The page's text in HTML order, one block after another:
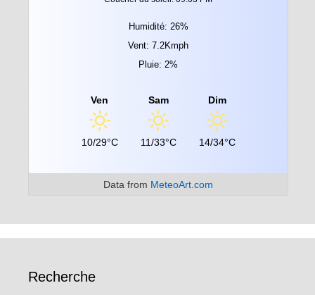
Humidité: 26%
Vent: 7.2Kmph
Pluie: 2%
Ven
10/29°C
Sam
11/33°C
Dim
14/34°C
Data from MeteoArt.com
Recherche